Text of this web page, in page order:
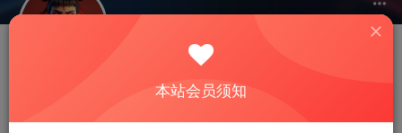
1枚徽章 江苏省徐州市
本站会员须知